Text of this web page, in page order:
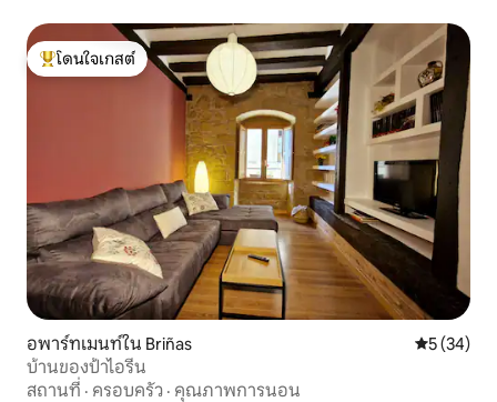
โดนใจเกสต์ที่สุด
โดนใจเกสต์
อพาร์ทเมนท์ใน Briñas คะแนนเฉลี่
5 (34)
บ้านของป้าไอรีน
สถานที่ · ครอบครัว · คุณภาพการนอน